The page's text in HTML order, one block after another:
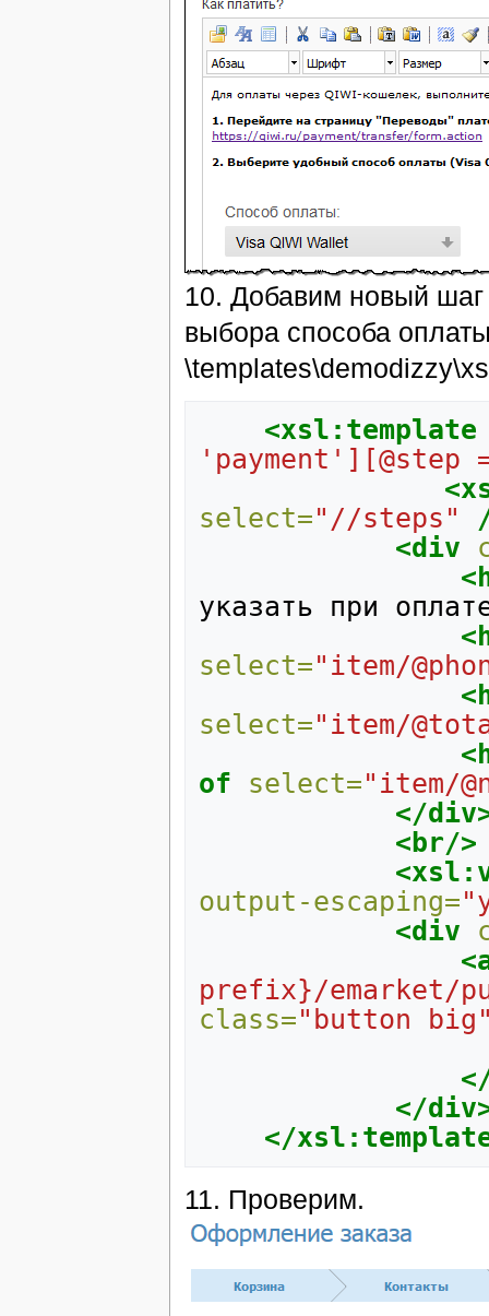
10. Добавим новый
выбора способа
<xsl:template
select="//steps"
<div
указать
при
select="item/
select="item/
of
select="item/
</
<br/>
output-escaping=
<div
prefix}/emarket/
class="button
</
</
11. Проверим.